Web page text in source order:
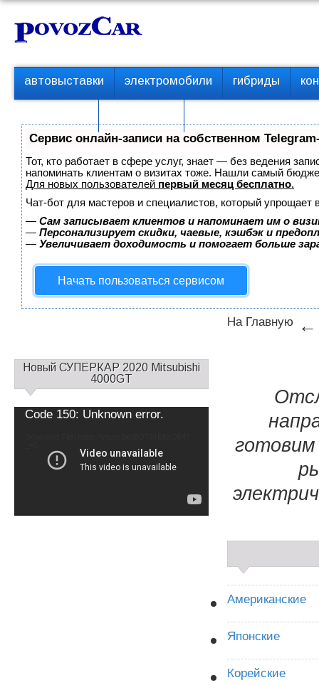
Перейти
контенту
р
о
е
м
е
ю
автовыставки электромобили гибриды
Сервис онлайн-записи на собственном
Тот, кто работает в сфере услуг, знает — без ведения
напоминать клиентам о визитах тоже. Нашли самый
Для новых пользователей первый месяц бесплатно.
Чат-бот для мастеров и специалистов, который упрощает
— Сам записывает клиентов и напоминает им о
— Персонализирует скидки, чаевые, кэшбэк и
— Увеличивает доходимость и помогает больше
Начать пользоваться сервисом
На Главную ←
готовим
Американские
Японские
Корейские
С
д
Новый СУПЕРКАР 2020 Mitsubishi
4000GT
Video
Code 150: Unknown error.